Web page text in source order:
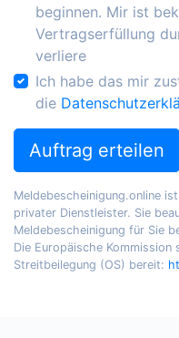
beginnen. Mir ist
Vertragserfüllung
verliere
Ich habe das mir
die
Auftrag erteilen
Meldebescheinigung.online
privater Dienstleister. Sie
Meldebescheinigung für Sie
Die Europäische
Streitbeilegung (OS) bereit: